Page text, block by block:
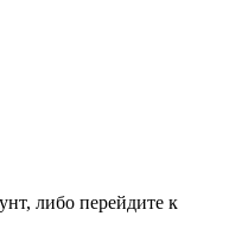
либо перейдите к